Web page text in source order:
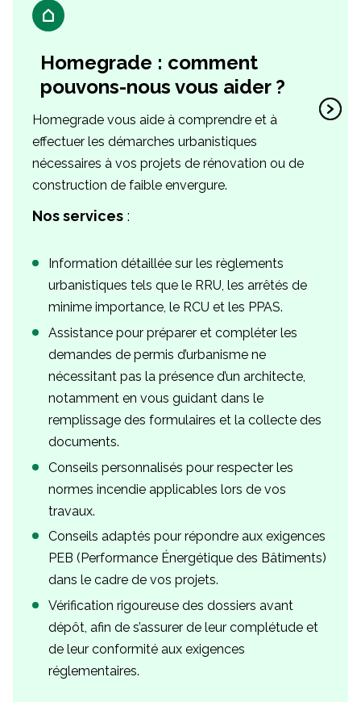
Homegrade : comment
pouvons-nous vous aider ?
Homegrade vous aide à comprendre et à
effectuer les démarches urbanistiques
nécessaires à vos projets de rénovation ou de
construction de faible envergure.
Nos services :
Information détaillée sur les règlements
urbanistiques tels que le RRU, les arrêtés de
minime importance, le RCU et les PPAS.
Assistance pour préparer et compléter les
demandes de permis d’urbanisme ne
nécessitant pas la présence d’un architecte,
notamment en vous guidant dans le
remplissage des formulaires et la collecte des
documents.
Conseils personnalisés pour respecter les
normes incendie applicables lors de vos
travaux.
Conseils adaptés pour répondre aux exigences
PEB (Performance Énergétique des Bâtiments)
dans le cadre de vos projets.
Vérification rigoureuse des dossiers avant
dépôt, afin de s’assurer de leur complétude et
de leur conformité aux exigences
réglementaires.